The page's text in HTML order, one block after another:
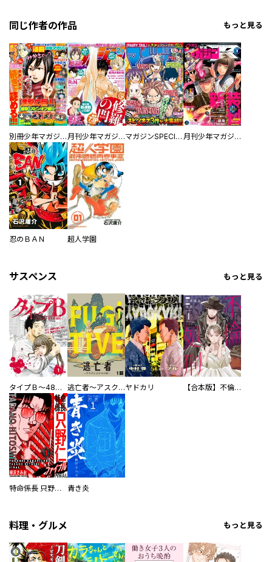
同じ作者の作品 もっと見る
別冊少年マガジン 月刊少年マガジン マガジンSPECIAL 月刊少年マガジンＲ
忍のＢＡＮ 超人学園
サスペンス もっと見る
タイプＢ～48時間後、致死率100％～【単話】 逃亡者～アスクレピオスの杖～ヤドカリ 【合本版】不倫処刑
特命係長 只野仁ファイナル 愛蔵版 青き炎
料理・グルメ もっと見る